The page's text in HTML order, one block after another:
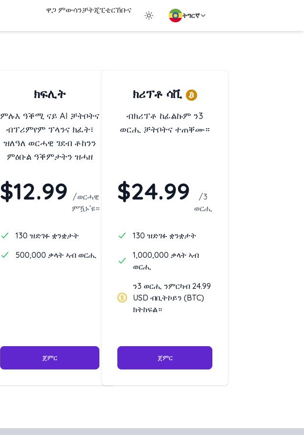
ዋጋ ምውሳንቻትጂፒቲርኸቡና
ትግርኛ
ክፍሊት
ምሉእ ዓቕሚ ናይ AI ቻትቦትና
ብፕሪምየም ፕላንና ክፈት፣
ዝለዓለ ወርሓዊ ገደብ ቶከንን
ምዕቡል ዓቕምታትን ዝሓዘ
$12.99 /ወርሓዊ
ምዃኑ’ዩ።
130 ዝድገፉ ቋንቋታት
500,000 ቃላት ኣብ ወርሒ
ጀምር
ክሪፕቶ ሳቪ
ብክሪፕቶ ከፊልኩም ን3
ወርሒ ቻትቦትና ተጠቐሙ።
$24.99 /3
ወርሒ
130 ዝድገፉ ቋንቋታት
1,000,000 ቃላት ኣብ
ወርሒ
ን3 ወርሒ ንምርካብ 24.99
USD ብቢትኮይን (BTC)
ክትከፍል።
ጀምር